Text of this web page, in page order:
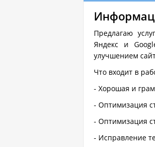
Предлагаю
Яндекс и
улучшением
Что входит в
- Хорошая и
- Оптимизация
- Оптимизация
- Исправление